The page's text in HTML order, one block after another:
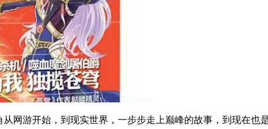
游开始，到现实世界，一步步走上巅峰的故事，到现在也是